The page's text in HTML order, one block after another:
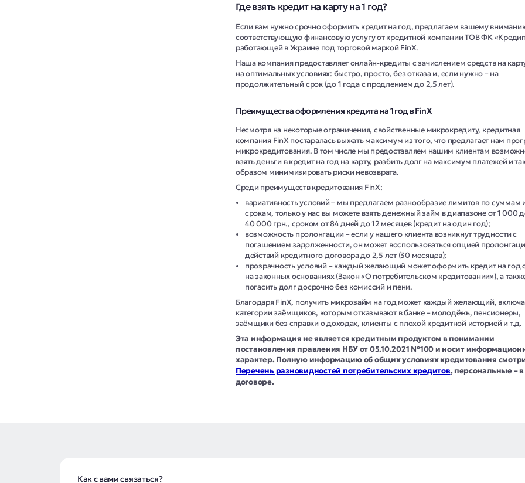
Где взять кредит на карту на 1 год?
Если вам нужно срочно оформить кредит на год, предлагаем вашему
соответствующую финансовую услугу от кредитной компании ТОВ ФК
работающей в Украине под торговой маркой FinX.
Наша компания предоставляет онлайн-кредиты с зачислением средств на
на оптимальных условиях: быстро, просто, без отказа и, если нужно – на
продолжительный срок (до 1 года с продлением до 2,5 лет).
Преимущества оформления кредита на 1 год в FinX
Несмотря на некоторые ограничения, свойственные микрокредиту, кредитная
компания FinX постаралась выжать максимум из того, что предлагает нам
микрокредитования. В том числе мы предоставляем нашим клиентам
взять деньги в кредит на год на карту, разбить долг на максимум платежей и
образом минимизировать риски невозврата.
Среди преимуществ кредитования FinX:
вариативность условий – мы предлагаем разнообразие лимитов по суммам
срокам, только у нас вы можете взять денежный займ в диапазоне от 1 000
40 000 грн., сроком от 84 дней до 12 месяцев (кредит на один год);
возможность пролонгации – если у нашего клиента возникнут трудности с
погашением задолженности, он может воспользоваться опцией
действий кредитного договора до 2,5 лет (30 месяцев);
прозрачность условий – каждый желающий может оформить кредит на год
на законных основаниях (Закон «О потребительском кредитовании»), а
погасить долг досрочно без комиссий и пени.
Благодаря FinX, получить микрозайм на год может каждый желающий,
категории заёмщиков, которым отказывают в банке – молодёжь, пенсионеры,
заёмщики без справки о доходах, клиенты с плохой кредитной историей и т.д.
Эта информация не является кредитным продуктом в понимании
постановления правления НБУ от 05.10.2021 №100 и носит
характер. Полную информацию об общих условиях кредитования
Перечень разновидностей потребительских кредитов, персональные – в
договоре.
Как с вами связаться?